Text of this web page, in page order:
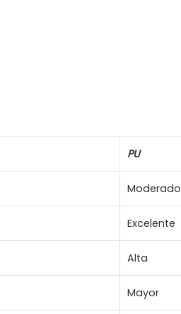
PU
Moderado
Excelente
Alta
Mayor